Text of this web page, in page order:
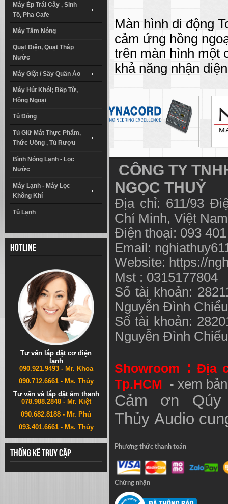
Máy Ép Trái Cây , Sinh
Tố, Pha Cafe
Máy Tắm Nóng
Quạt Điện, Quạt Tháp
Nước
Máy Giặt / Sấy Quần Áo
Máy Hút Khói; Bếp Từ,
Hồng Ngoại
Tủ Đông
Tủ Giữ Mát Thực Phẩm,
Thức Uống , Tủ Rượu
Bình Nóng Lạnh - Lọc
Nước
Máy Lạnh - Máy Lọc
Không Khí
Tủ Lạnh
Hotline
Tư vấn lắp đặt cơ điện
lạnh
090.921.9493 - Mr. Khoa
090.712.6661 - Ms. Thủy
Tư vấn và lắp đặt âm thanh
078.988.2848 - Mr. Kiệt
090.682.8188 - Mr. Phú
093.401.6661 - Ms. Thủy
Thống kê truy cập
Màn hình di động
cảm ứng hồng
trên màn hình một
khả năng nhận
CÔNG TY
NGỌC THUỶ
Địa chỉ: 611/93
Chí Minh, Việt
Điện thoại: 093
Email:
Website: https://
Mst : 0315177804
Số tài khoản:
Nguyễn Đình
Số tài khoản:
Nguyễn Đình
Showroom : Địa
Tp.HCM - xem
Cảm ơn
Thủy Audio
Phương thức thanh toán
Chứng nhận